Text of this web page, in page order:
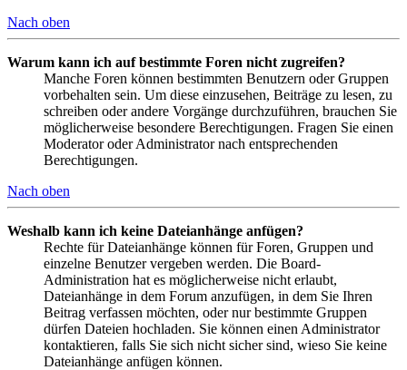
Nach oben
Warum kann ich auf bestimmte Foren nicht zugreifen?
Manche Foren können bestimmten Benutzern oder Gruppen
vorbehalten sein. Um diese einzusehen, Beiträge zu lesen, zu
schreiben oder andere Vorgänge durchzuführen, brauchen Sie
möglicherweise besondere Berechtigungen. Fragen Sie einen
Moderator oder Administrator nach entsprechenden
Berechtigungen.
Nach oben
Weshalb kann ich keine Dateianhänge anfügen?
Rechte für Dateianhänge können für Foren, Gruppen und
einzelne Benutzer vergeben werden. Die Board-
Administration hat es möglicherweise nicht erlaubt,
Dateianhänge in dem Forum anzufügen, in dem Sie Ihren
Beitrag verfassen möchten, oder nur bestimmte Gruppen
dürfen Dateien hochladen. Sie können einen Administrator
kontaktieren, falls Sie sich nicht sicher sind, wieso Sie keine
Dateianhänge anfügen können.